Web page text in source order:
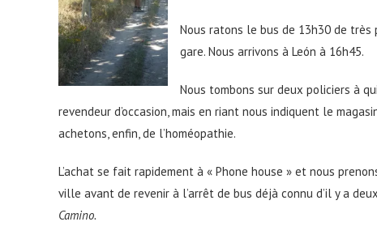
Nous ratons le bus de 13h30 de
gare. Nous arrivons à León à 16h45.
Nous tombons sur deux policiers à
revendeur d’occasion, mais en riant nous indiquent le
achetons, enfin, de l’homéopathie.
L’achat se fait rapidement à « Phone house » et nous
ville avant de revenir à l’arrêt de bus déjà connu d’il y a
Camino.